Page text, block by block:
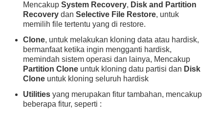
MencakupSystem Recovery, Disk and Partition
Recovery danSelective File Restore, untuk
memilih file tertentu yang di restore.
Clone, untuk melakukan kloning data atau hardisk,
bermanfaat ketika ingin mengganti hardisk,
memindah sistem operasi dan lainya, Mencakup
Partition Clone untuk kloning datu partisi dan Disk
Clone untuk kloning seluruh hardisk
Utilities yang merupakan fitur tambahan, mencakup
beberapa fitur, seperti :